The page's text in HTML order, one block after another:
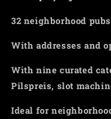
32 neighborhood
With addresses and
With nine curated
Pilspreis, slot
Ideal for